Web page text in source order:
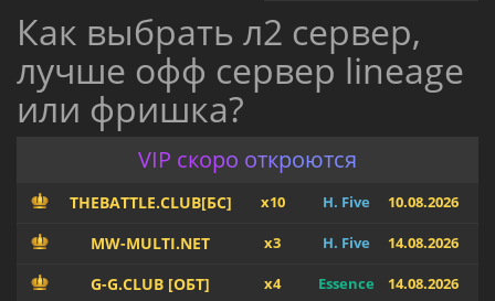
Как выбрать л2 сервер,
лучше офф сервер lineage
или фришка?
VIP скоро откроются
THEBATTLE.CLUB[БС] x10 H. Five 10.08.2026
MW-MULTI.NET x3 H. Five 14.08.2026
G-G.CLUB [ОБТ] x4 Essence 14.08.2026